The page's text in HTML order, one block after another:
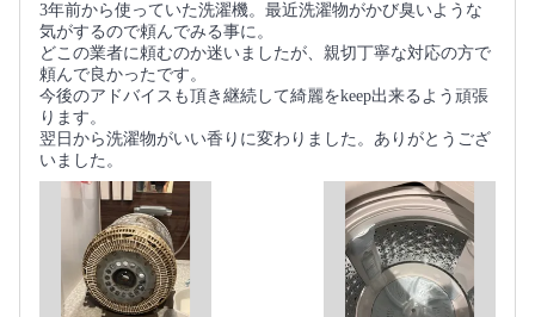
3年前から使っていた洗濯機。最近洗濯物がかび臭いような
気がするので頼んでみる事に。
どこの業者に頼むのか迷いましたが、親切丁寧な対応の方で
頼んで良かったです。
今後のアドバイスも頂き継続して綺麗をkeep出来るよう頑張
ります。
翌日から洗濯物がいい香りに変わりました。ありがとうござ
いました。